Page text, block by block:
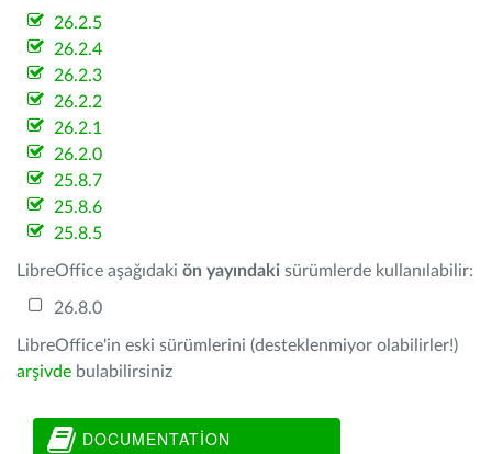
26.2.5
26.2.4
26.2.3
26.2.2
26.2.1
26.2.0
25.8.7
25.8.6
25.8.5
LibreOffice aşağıdaki ön yayındaki sürümlerde kullanılabilir:
26.8.0
LibreOffice'in eski sürümlerini (desteklenmiyor olabilirler!)
arşivde bulabilirsiniz
DOCUMENTATION